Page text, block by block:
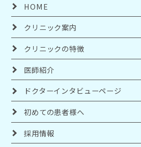
HOME
クリニック案内
クリニックの特徴
医師紹介
ドクターインタビューページ
初めての患者様へ
採用情報